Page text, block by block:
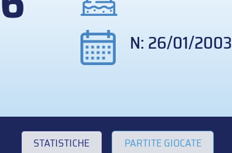
N: 26/01/2003
STATISTICHE PARTITE GIOCATE